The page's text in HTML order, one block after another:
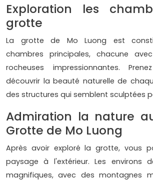
Exploration les
grotte
La grotte de Mo Luong est
chambres principales, chacune
rocheuses impressionnantes.
découvrir la beauté naturelle de
des structures qui semblent sculptées
Admiration la nature
Grotte de Mo Luong
Après avoir exploré la grotte, vous
paysage à l'extérieur. Les environs
magnifiques, avec des montagnes